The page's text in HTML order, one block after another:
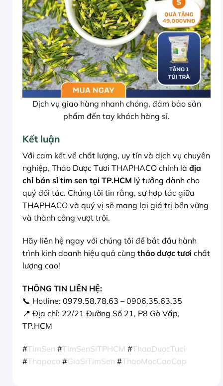
Dịch vụ giao hàng nhanh chóng, đảm bảo sản
phẩm đến tay khách hàng sỉ.
Kết luận
Với cam kết về chất lượng, uy tín và dịch vụ chuyên
nghiệp, Thảo Dược Tươi THAPHACO chính là địa
chỉ bán sỉ tim sen tại TP.HCM lý tưởng dành cho
quý đối tác. Chúng tôi tin rằng, sự hợp tác giữa
THAPHACO và quý vị sẽ mang lại giá trị bền vững
và thành công vượt trội.
Hãy liên hệ ngay với chúng tôi để bắt đầu hành
trình kinh doanh hiệu quả cùng thảo dược tươi chất
lượng cao!
THÔNG TIN LIÊN HỆ:
📞 Hotline: 0979.58.78.63 – 0906.35.63.35
📍 Địa chỉ: 22/21 Đường Số 21, P8 Gò Vấp,
TP.HCM
#TimSen #TimSenSiTPHCM #ThaoDuocTuoi
#Thapaco #GiaSiTimSen #ThaoMocCaoCap